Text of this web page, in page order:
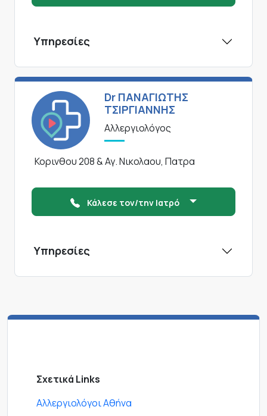
Υπηρεσίες
Dr ΠΑΝΑΓΙΩΤΗΣ
ΤΣΙΡΓΙΑΝΝΗΣ
Αλλεργιολόγος
Κορινθου 208 & Αγ. Νικολαου, Πατρα
Κάλεσε τον/την Ιατρό
Υπηρεσίες
Σχετικά Links
Αλλεργιολόγοι Αθήνα